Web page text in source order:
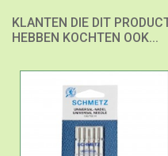
KLANTEN DIE DIT
HEBBEN KOCHTEN OOK...